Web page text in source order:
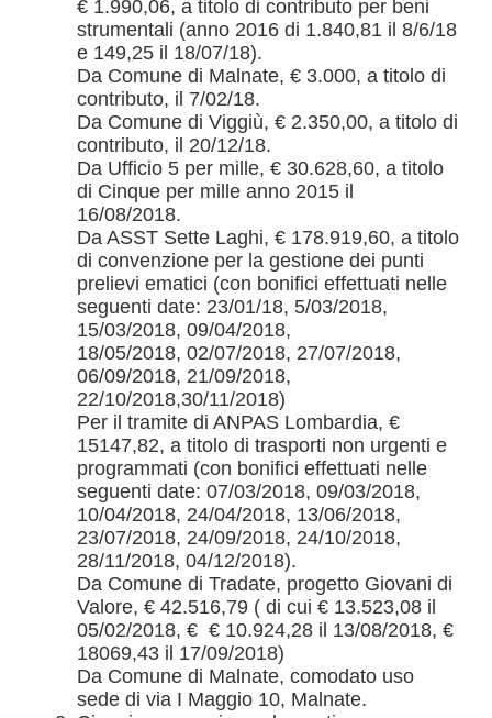
€ 1.990,06, a titolo di contributo per beni
strumentali (anno 2016 di 1.840,81 il 8/6/18
e 149,25 il 18/07/18).
Da Comune di Malnate, € 3.000, a titolo di
contributo, il 7/02/18.
Da Comune di Viggiù, € 2.350,00, a titolo di
contributo, il 20/12/18.
Da Ufficio 5 per mille, € 30.628,60, a titolo
di Cinque per mille anno 2015 il
16/08/2018.
Da ASST Sette Laghi, € 178.919,60, a titolo
di convenzione per la gestione dei punti
prelievi ematici (con bonifici effettuati nelle
seguenti date: 23/01/18, 5/03/2018,
15/03/2018, 09/04/2018,
18/05/2018, 02/07/2018, 27/07/2018,
06/09/2018, 21/09/2018,
22/10/2018,30/11/2018)
Per il tramite di ANPAS Lombardia, €
15147,82, a titolo di trasporti non urgenti e
programmati (con bonifici effettuati nelle
seguenti date: 07/03/2018, 09/03/2018,
10/04/2018, 24/04/2018, 13/06/2018,
23/07/2018, 24/09/2018, 24/10/2018,
28/11/2018, 04/12/2018).
Da Comune di Tradate, progetto Giovani di
Valore, € 42.516,79 ( di cui € 13.523,08 il
05/02/2018, € € 10.924,28 il 13/08/2018, €
18069,43 il 17/09/2018)
Da Comune di Malnate, comodato uso
sede di via I Maggio 10, Malnate.